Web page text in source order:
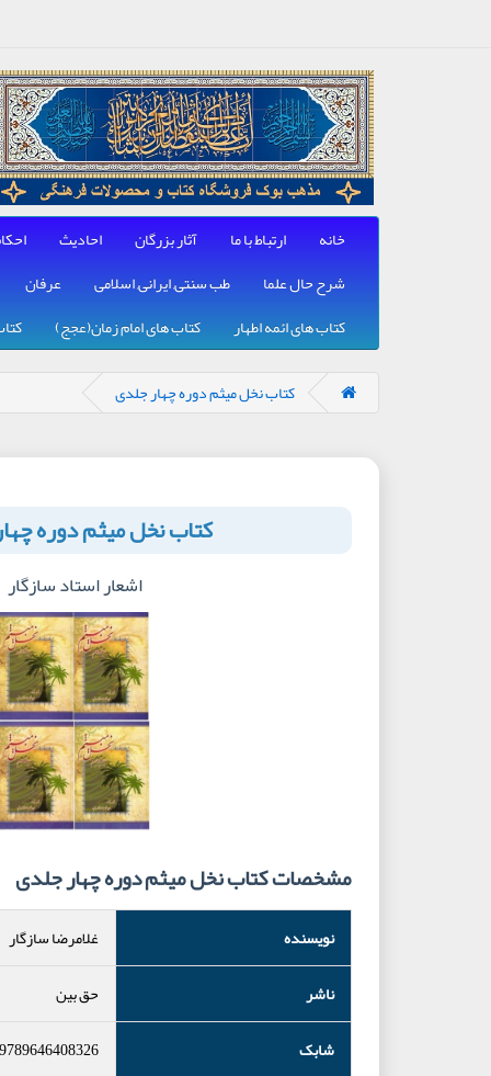
خانه ارتباط با ما آثار بزرگان احادیث
شرح حال علما
طب سنتی, ایرانی, اسلامی عرفان
کتاب های ائمه اطهار
کتاب های امام زمان(عجج)
کتاب نخل میثم دوره چهار جلدی
کتاب نخل میثم دوره
اشعار استاد سازگار
مشخصات کتاب نخل میثم دوره چهار جلدی
نویسنده
غلامرضا سازگار
ناشر
حق بین
شابک
9789646408326